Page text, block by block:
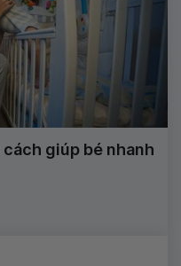
giúp bé nhanh